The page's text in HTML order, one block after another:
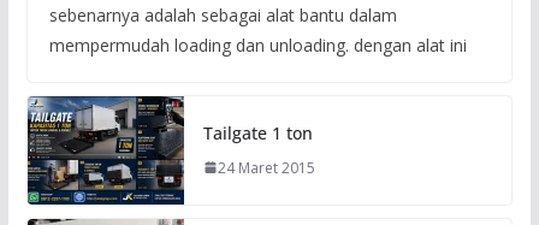
sebenarnya adalah sebagai alat bantu dalam
mempermudah loading dan unloading. dengan alat ini
Tailgate 1 ton
24 Maret 2015